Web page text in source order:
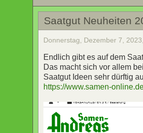
Saatgut Neuheiten
Donnerstag, Dezember 7,
Endlich gibt es auf dem
Das macht sich vor allem
Saatgut Ideen sehr dürftig
https://www.samen-